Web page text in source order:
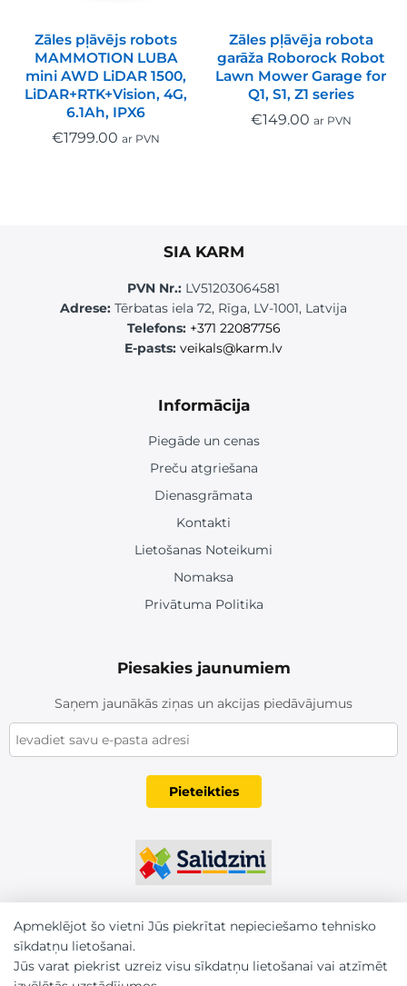
Zāles pļāvējs robots
MAMMOTION LUBA
mini AWD LiDAR 1500,
LiDAR+RTK+Vision, 4G,
6.1Ah, IPX6
€1799.00 ar PVN
Zāles pļāvēja robota
garāža Roborock Robot
Lawn Mower Garage for
Q1, S1, Z1 series
€149.00 ar PVN
SIA KARM
PVN Nr.: LV51203064581
Adrese: Tērbatas iela 72, Rīga, LV-1001, Latvija
Telefons: +371 22087756
E-pasts: veikals@karm.lv
Informācija
Piegāde un cenas
Preču atgriešana
Dienasgrāmata
Kontakti
Lietošanas Noteikumi
Nomaksa
Privātuma Politika
Piesakies jaunumiem
Saņem jaunākās ziņas un akcijas piedāvājumus
Pieteikties
Apmeklējot šo vietni Jūs piekrītat nepieciešamo tehnisko
sīkdatņu lietošanai.
Jūs varat piekrist uzreiz visu sīkdatņu lietošanai vai atzīmēt